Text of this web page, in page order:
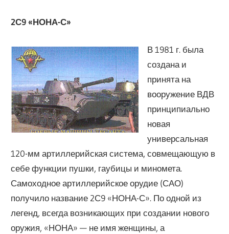
2С9 «НОНА-С»
В 1981 г. была
создана и
принята на
вооружение ВДВ
принципиально
новая
универсальная
120-мм артиллерийская система, совмещающую в
себе функции пушки, гаубицы и миномета.
Самоходное артиллерийское орудие (САО)
получило название 2С9 «НОНА-С». По одной из
легенд, всегда возникающих при создании нового
оружия, «НОНА» — не имя женщины, а